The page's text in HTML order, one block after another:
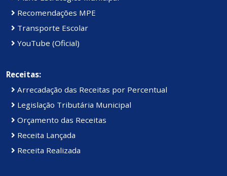
Recomendações MPE
Transporte Escolar
YouTube (Oficial)
Receitas:
Arrecadação das Receitas por Percentual
Legislação Tributária Municipal
Orçamento das Receitas
Receita Lançada
Receita Realizada